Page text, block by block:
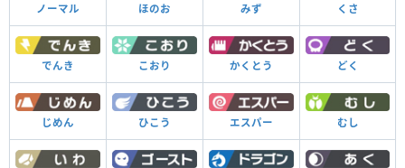
ノーマル ほのお みず くさ
でんき こおり かくとう どく
じめん ひこう エスパー むし